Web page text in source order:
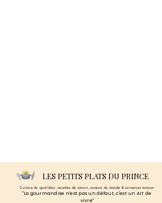
LES PETITS PLATS DU PRINCE
Cuisine du quotidien, recettes de saison, saveurs du monde & conserves maison
"La gourmandise n'est pas un défaut, c'est un Art de
vivre"